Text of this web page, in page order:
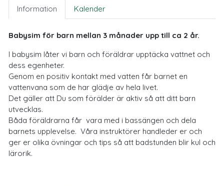
Information Kalender
Babysim för barn mellan 3 månader upp till ca 2 år.
I babysim låter vi barn och föräldrar upptäcka vattnet och
dess egenheter.
Genom en positiv kontakt med vatten får barnet en
vattenvana som de har glädje av hela livet.
Det gäller att Du som förälder är aktiv så att ditt barn
utvecklas.
Båda föräldrarna får vara med i bassängen och dela
barnets upplevelse. Våra instruktörer handleder er och
ger er olika övningar och tips så att badstunden blir kul och
lärorik.